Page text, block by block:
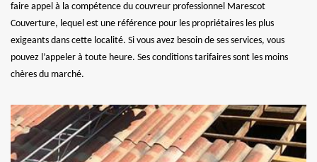
faire appel à la compétence du couvreur professionnel Marescot
Couverture, lequel est une référence pour les propriétaires les plus
exigeants dans cette localité. Si vous avez besoin de ses services, vous
pouvez l’appeler à toute heure. Ses conditions tarifaires sont les moins
chères du marché.